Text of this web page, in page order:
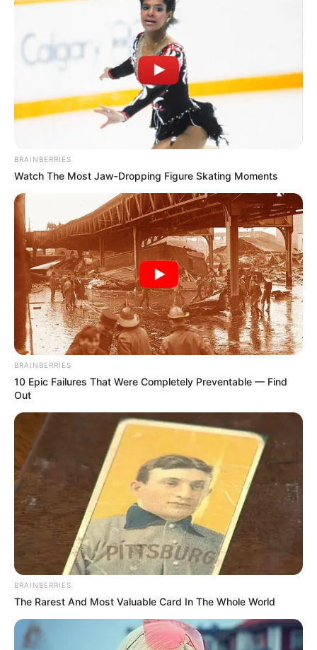
Esse modelo é fácil de fazer, porém com uma
pequena variação nos pontos, ele fica muito
sofisticado:
Trabalhos Manuais da Di
Uma sapatilha com elástico para que não saia
dos pés do bebê. Além de linda, é fácil de fazer:
Crys Tricô
Esse modelo possui um ponto com textura
diferente, dando um toque especial ao
sapatinho:
BRAINBERRIES
Watch The Most Jaw‑Dropping Figure Skating Moments
BRAINBERRIES
10 Epic Failures That Were Completely Preventable — Find
Out
BRAINBERRIES
The Rarest And Most Valuable Card In The Whole World